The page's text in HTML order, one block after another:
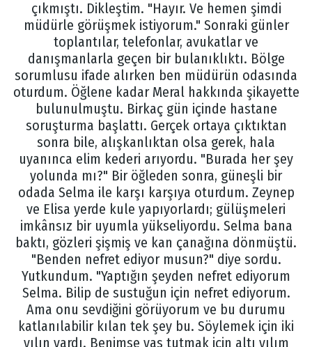
çıkmıştı. Dikleştim. "Hayır. Ve hemen şimdi
müdürle görüşmek istiyorum." Sonraki günler
toplantılar, telefonlar, avukatlar ve
danışmanlarla geçen bir bulanıklıktı. Bölge
sorumlusu ifade alırken ben müdürün odasında
oturdum. Öğlene kadar Meral hakkında şikayette
bulunulmuştu. Birkaç gün içinde hastane
soruşturma başlattı. Gerçek ortaya çıktıktan
sonra bile, alışkanlıktan olsa gerek, hala
uyanınca elim kederi arıyordu. "Burada her şey
yolunda mı?" Bir öğleden sonra, güneşli bir
odada Selma ile karşı karşıya oturdum. Zeynep
ve Elisa yerde kule yapıyorlardı; gülüşmeleri
imkânsız bir uyumla yükseliyordu. Selma bana
baktı, gözleri şişmiş ve kan çanağına dönmüştü.
"Benden nefret ediyor musun?" diye sordu.
Yutkundum. "Yaptığın şeyden nefret ediyorum
Selma. Bilip de sustuğun için nefret ediyorum.
Ama onu sevdiğini görüyorum ve bu durumu
katlanılabilir kılan tek şey bu. Söylemek için iki
yılın vardı. Benimse yas tutmak için altı yılım